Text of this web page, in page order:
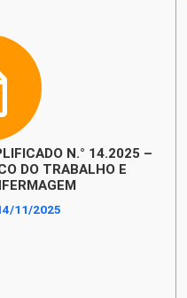
N.° 14.2025 –
DO TRABALHO E
11/2025